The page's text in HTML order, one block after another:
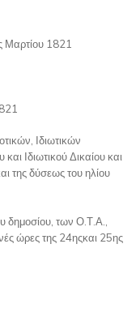
Μαρτίου 1821
Ιδιωτικών
Ιδιωτικού Δικαίου και
της δύσεως του ηλίου
των Ο.Τ.Α.,
ώρες της 24ηςκαι 25ης